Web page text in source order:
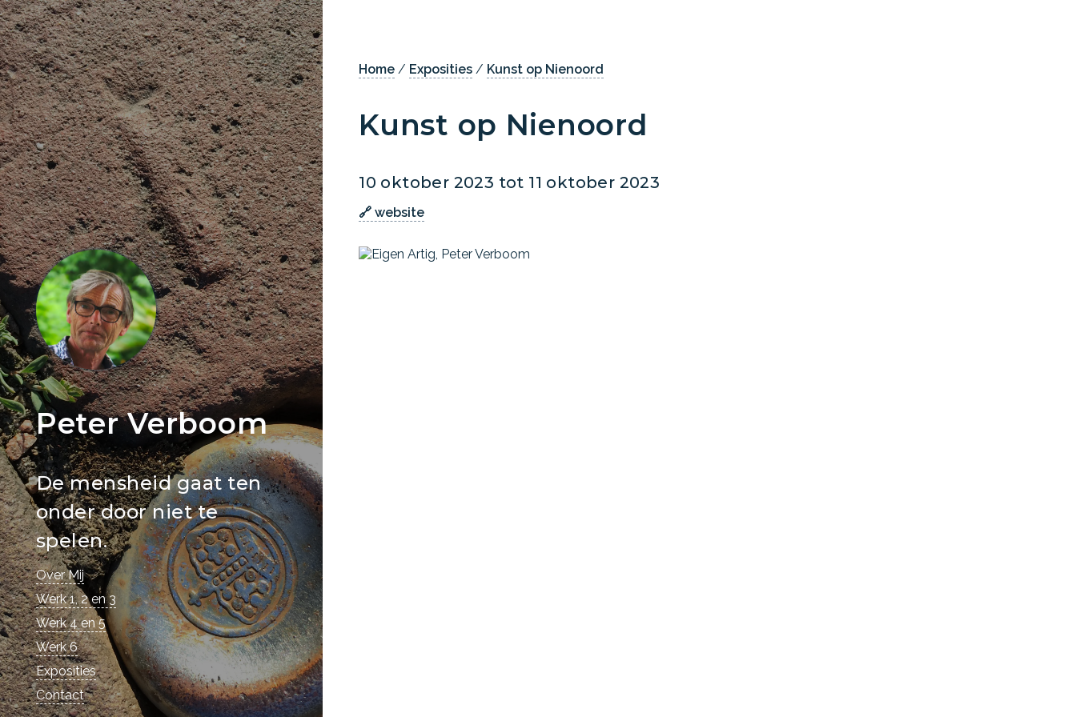
Peter Verboom
De mensheid gaat ten
onder door niet te
spelen.
Over Mij
Werk 1, 2 en 3
Werk 4 en 5
Werk 6
Exposities
Contact
Eigen Artig
Home / Exposities / Kunst op Nienoord
Kunst op Nienoord
10 oktober 2023 tot 11 oktober 2023
🔗 website